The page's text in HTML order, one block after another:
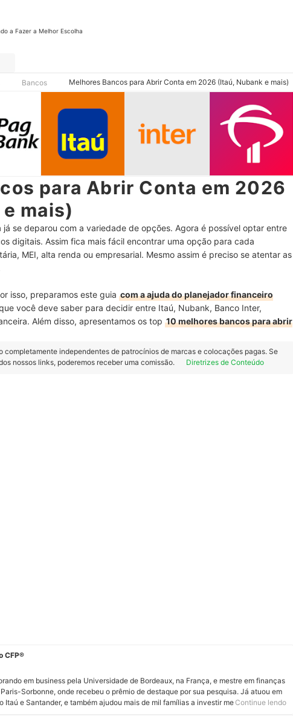
a Fazer a Melhor Escolha
Bancos Melhores Bancos para Abrir Conta em 2026 (Itaú, Nubank e mais)
para Abrir Conta em 2026
mais)
se deparou com a variedade de opções. Agora é possível optar entre
digitais. Assim fica mais fácil encontrar uma opção para cada
MEI, alta renda ou empresarial. Mesmo assim é preciso se atentar as
isso, preparamos este guia com a ajuda do planejador financeiro
você deve saber para decidir entre Itaú, Nubank, Banco Inter,
Além disso, apresentamos os top 10 melhores bancos para abrir
completamente independentes de patrocínios de marcas e colocações pagas. Se
nossos links, poderemos receber uma comissão.
Diretrizes de Conteúdo
CFP®
em business pela Universidade de Bordeaux, na França, e mestre em finanças
Sorbonne, onde recebeu o prêmio de destaque por sua pesquisa. Já atuou em
Itaú e Santander, e também ajudou mais de mil famílias a investir melhor e tomar
Continue lendo